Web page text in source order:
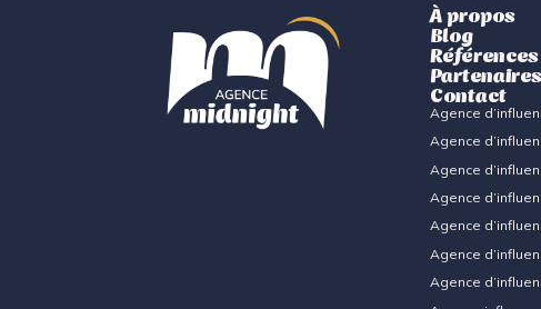
À propos
Blog
Références
Partenaires
Contact
Agence
Agence
Agence
Agence
Agence
Agence
Agence